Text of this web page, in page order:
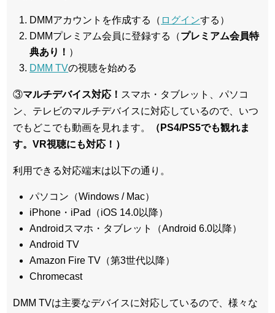
DMMアカウントを作成する（ ログインする）
DMMプレミアム会員に登録する（プレミアム会員特
典あり！ ）
DMM TVの視聴を始める
③マルチデバイス対応！ スマホ・タブレット、パソコ
ン、テレビのマルチデバイスに対応しているので、いつ
でもどこでも動画を見れます。
（PS4/PS5でも観れま
す。VR視聴にも対応！）
利用できる対応端末は以下の通り。
パソコン（Windows / Mac）
iPhone・iPad（iOS 14.0以降）
Androidスマホ・タブレット（Android 6.0以降）
Android TV
Amazon Fire TV（第3世代以降）
Chromecast
DMM TVは主要なデバイスに対応しているので、 様々な